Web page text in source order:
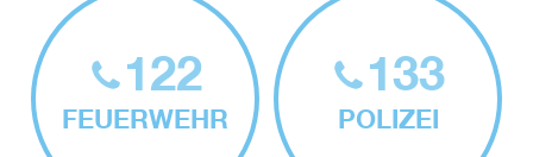
122
FEUERWEHR
133
POLIZEI